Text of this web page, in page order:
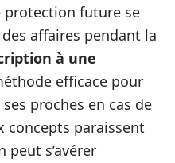
protection future se
affaires pendant la
à une
efficace pour
proches en cas de
concepts paraissent
s’avérer